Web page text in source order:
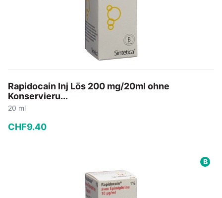
Rapidocain Inj Lös 200 mg/20ml ohne
Konservieru...
20 ml
CHF9.40
In den Warenkorb
B